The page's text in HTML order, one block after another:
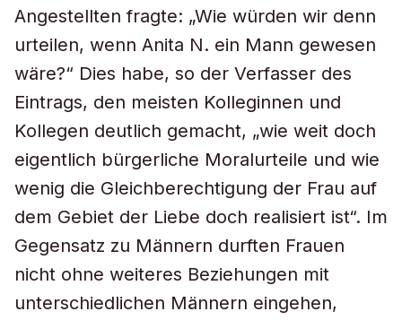
Angestellten fragte: „Wie würden wir denn
urteilen, wenn Anita N. ein Mann gewesen
wäre?“ Dies habe, so der Verfasser des
Eintrags, den meisten Kolleginnen und
Kollegen deutlich gemacht, „wie weit doch
eigentlich bürgerliche Moralurteile und wie
wenig die Gleichberechtigung der Frau auf
dem Gebiet der Liebe doch realisiert ist“. Im
Gegensatz zu Männern durften Frauen
nicht ohne weiteres Beziehungen mit
unterschiedlichen Männern eingehen,